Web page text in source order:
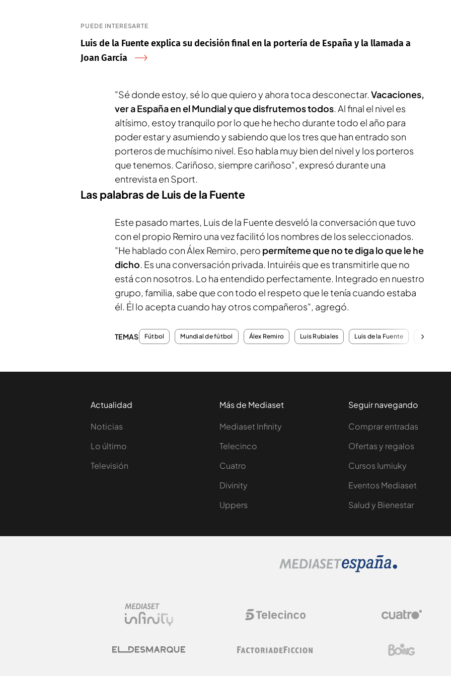
PUEDE INTERESARTE
Luis de la Fuente explica su decisión final en la portería de España y la llamada a
Joan García
"Sé donde estoy, sé lo que quiero y ahora toca desconectar. Vacaciones,
ver a España en el Mundial y que disfrutemos todos. Al final el nivel es
altísimo, estoy tranquilo por lo que he hecho durante todo el año para
poder estar y asumiendo y sabiendo que los tres que han entrado son
porteros de muchísimo nivel. Eso habla muy bien del nivel y los porteros
que tenemos. Cariñoso, siempre cariñoso", expresó durante una
entrevista en Sport.
Las palabras de Luis de la Fuente
Este pasado martes, Luis de la Fuente desveló la conversación que tuvo
con el propio Remiro una vez facilitó los nombres de los seleccionados.
"He hablado con Álex Remiro, pero permíteme que no te diga lo que le he
dicho. Es una conversación privada. Intuiréis que es transmitirle que no
está con nosotros. Lo ha entendido perfectamente. Integrado en nuestro
grupo, familia, sabe que con todo el respeto que le tenía cuando estaba
él. Él lo acepta cuando hay otros compañeros", agregó.
TEMAS Fútbol Mundial de fútbol Álex Remiro Luis Rubiales Luis de la Fuente Joan García
Actualidad
Noticias
Lo último
Televisión
Más de Mediaset
Mediaset Infinity
Telecinco
Cuatro
Divinity
Uppers
Seguir navegando
Comprar entradas
Ofertas y regalos
Cursos Iumiuky
Eventos Mediaset
Salud y Bienestar